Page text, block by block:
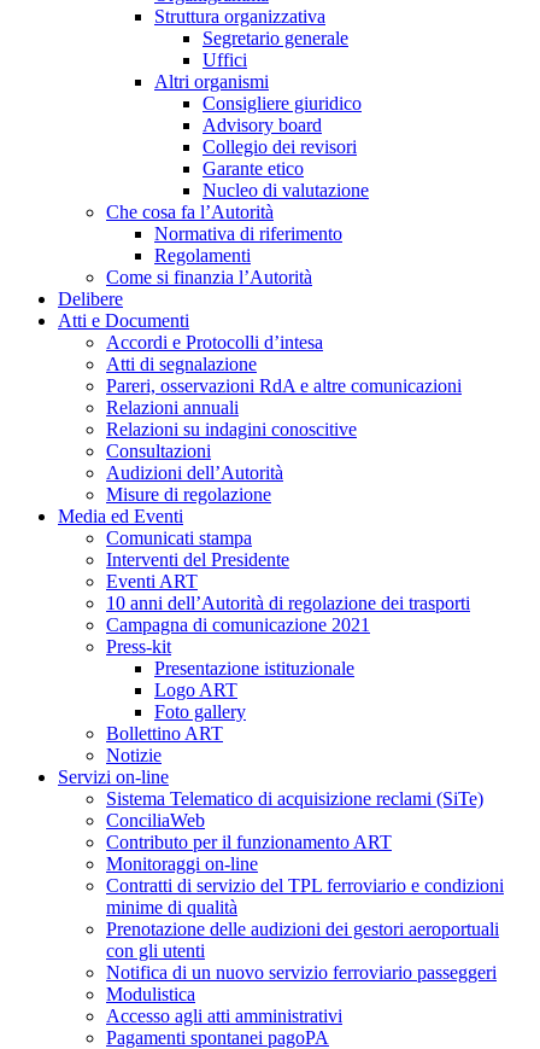
Struttura organizzativa
Segretario generale
Uffici
Altri organismi
Consigliere giuridico
Advisory board
Collegio dei revisori
Garante etico
Nucleo di valutazione
Che cosa fa l’Autorità
Normativa di riferimento
Regolamenti
Come si finanzia l’Autorità
Delibere
Atti e Documenti
Accordi e Protocolli d’intesa
Atti di segnalazione
Pareri, osservazioni RdA e altre comunicazioni
Relazioni annuali
Relazioni su indagini conoscitive
Consultazioni
Audizioni dell’Autorità
Misure di regolazione
Media ed Eventi
Comunicati stampa
Interventi del Presidente
Eventi ART
10 anni dell’Autorità di regolazione dei trasporti
Campagna di comunicazione 2021
Press-kit
Presentazione istituzionale
Logo ART
Foto gallery
Bollettino ART
Notizie
Servizi on-line
Sistema Telematico di acquisizione reclami (SiTe)
ConciliaWeb
Contributo per il funzionamento ART
Monitoraggi on-line
Contratti di servizio del TPL ferroviario e condizioni
minime di qualità
Prenotazione delle audizioni dei gestori aeroportuali
con gli utenti
Notifica di un nuovo servizio ferroviario passeggeri
Modulistica
Accesso agli atti amministrativi
Pagamenti spontanei pagoPA